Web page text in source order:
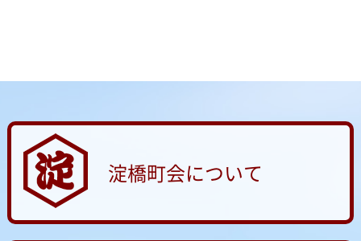
淀橋町会について